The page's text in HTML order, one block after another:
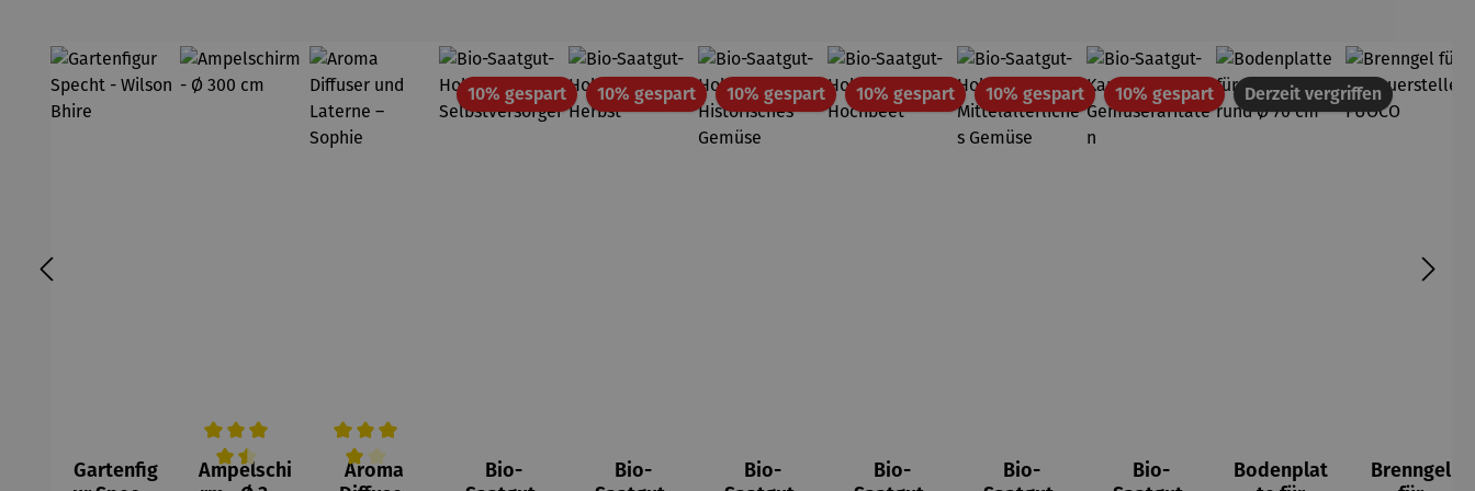
Gartenfig
Durchschnittliche Bewertung von 4.5 von 5 Sternen
Ampelschi
Durchschnittliche Bewertung von 4 von 5 Sternen
Aroma
10% gespartRabatt
Bio-
10% gespartRabatt
Bio-
10% gespartRabatt
Bio-
10% gespartRabatt
Bio-
10% gespartRabatt
Bio-
10% gespartRabatt
Bio-
Derzeit vergriffen
Bodenplat
Brenngel